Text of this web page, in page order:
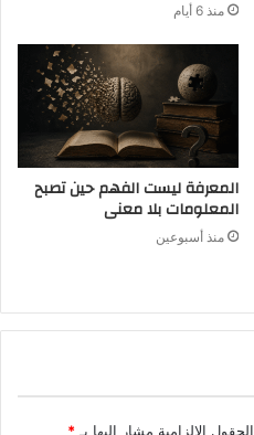
منذ 6 أيام
المعرفة ليست الفهم حين تصبح
المعلومات بلا معنى
منذ أسبوعين
الحقول الإلزامية مشار إليها بـ *